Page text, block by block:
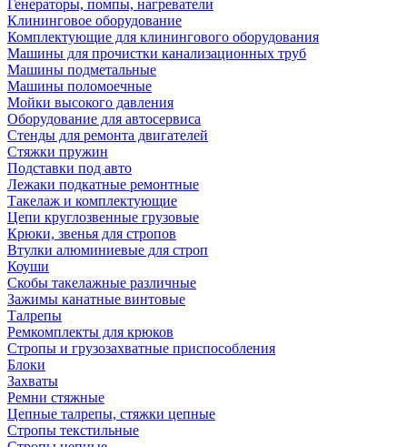
Генераторы, помпы, нагреватели
Клининговое оборудование
Комплектующие для клинингового оборудования
Машины для прочистки канализационных труб
Машины подметальные
Машины поломоечные
Мойки высокого давления
Оборудование для автосервиса
Стенды для ремонта двигателей
Стяжки пружин
Подставки под авто
Лежаки подкатные ремонтные
Такелаж и комплектующие
Цепи круглозвенные грузовые
Крюки, звенья для стропов
Втулки алюминиевые для строп
Коуши
Скобы такелажные различные
Зажимы канатные винтовые
Талрепы
Ремкомплекты для крюков
Стропы и грузозахватные приспособления
Блоки
Захваты
Ремни стяжные
Цепные талрепы, стяжки цепные
Стропы текстильные